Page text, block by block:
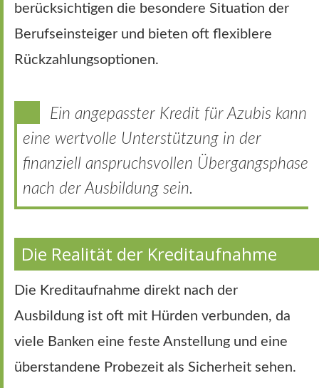
berücksichtigen die besondere Situation der
Berufseinsteiger und bieten oft flexiblere
Rückzahlungsoptionen.
Ein angepasster Kredit für Azubis kann
eine wertvolle Unterstützung in der
finanziell anspruchsvollen Übergangsphase
nach der Ausbildung sein.
Die Realität der Kreditaufnahme
Die Kreditaufnahme direkt nach der
Ausbildung ist oft mit Hürden verbunden, da
viele Banken eine feste Anstellung und eine
überstandene Probezeit als Sicherheit sehen.